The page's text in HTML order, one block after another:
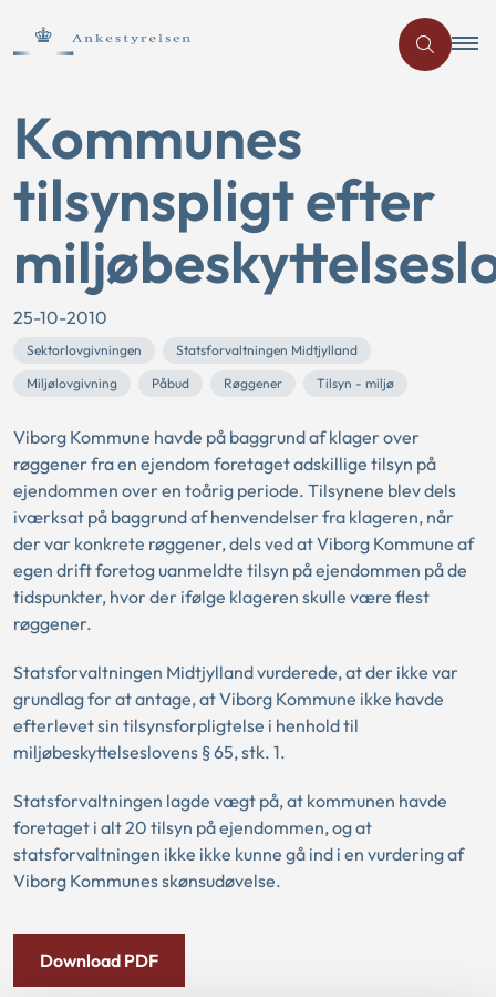
Kommunes
tilsynspligt efter
25-10-2010
Sektorlovgivningen
Statsforvaltningen Midtjylland
Miljølovgivning
Påbud Røggener Tilsyn - miljø
Viborg Kommune havde på baggrund af klager over
røggener fra en ejendom foretaget adskillige tilsyn på
ejendommen over en toårig periode. Tilsynene blev dels
iværksat på baggrund af henvendelser fra klageren, når
der var konkrete røggener, dels ved at Viborg Kommune af
egen drift foretog uanmeldte tilsyn på ejendommen på de
tidspunkter, hvor der ifølge klageren skulle være flest
røggener.
Statsforvaltningen Midtjylland vurderede, at der ikke var
grundlag for at antage, at Viborg Kommune ikke havde
efterlevet sin tilsynsforpligtelse i henhold til
miljøbeskyttelseslovens § 65, stk. 1.
Statsforvaltningen lagde vægt på, at kommunen havde
foretaget i alt 20 tilsyn på ejendommen, og at
statsforvaltningen ikke ikke kunne gå ind i en vurdering af
Viborg Kommunes skønsudøvelse.
Download PDF